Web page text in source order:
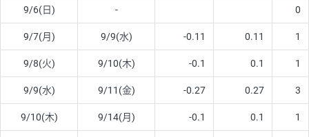
9/6(日) - 0
9/7(月) 9/9(水) -0.11 0.11 1
9/8(火) 9/10(木) -0.1 0.1 1
9/9(水) 9/11(金) -0.27 0.27 3
9/10(木) 9/14(月) -0.1 0.1 1